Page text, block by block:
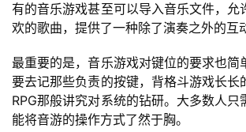
页
游
茶
有的音乐游戏甚至可以导入音乐文件，允
欢的歌曲，提供了一种除了演奏之外的互
最重要的是，音乐游戏对键位的要求也简
要去记那些负责的按键，背格斗游戏长长
RPG那般讲究对系统的钻研。大多数人只
能将音游的操作方式了然于胸。